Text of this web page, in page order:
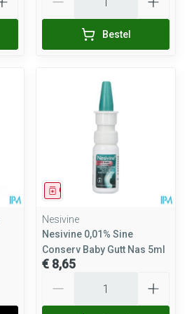
Bestel
Geneesmiddel
Nesivine
Nesivine 0,01% Sine
Conserv Baby Gutt Nas 5ml
€ 8,65